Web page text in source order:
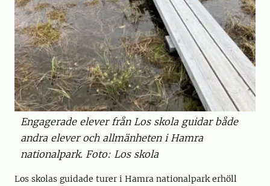
Engagerade elever från Los skola guidar både
andra elever och allmänheten i Hamra
nationalpark. Foto: Los skola
Los skolas guidade turer i Hamra nationalpark erhöll